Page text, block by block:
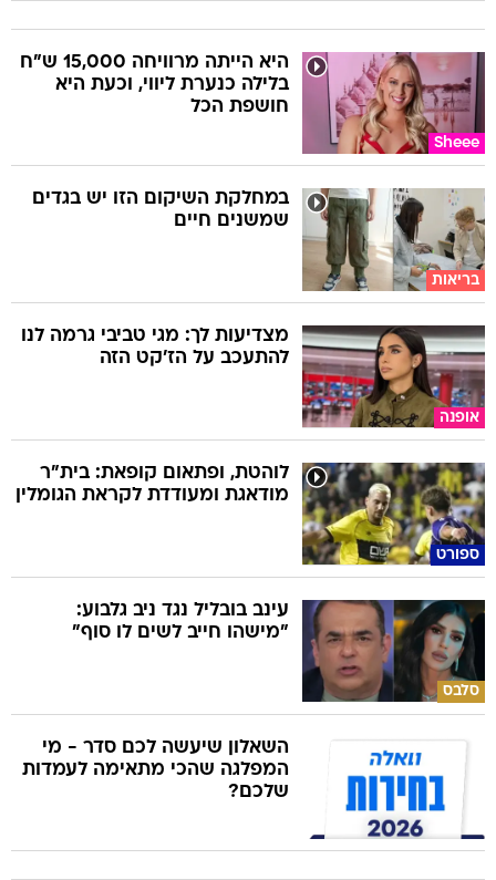
Sheee
היא הייתה מרוויחה 15,000 ש"ח
בלילה כנערת ליווי, וכעת היא
חושפת הכל
בריאות
במחלקת השיקום הזו יש בגדים
שמשנים חיים
אופנה
מצדיעות לך: מגי טביבי גרמה לנו
להתעכב על הז'קט הזה
ספורט
לוהטת, ופתאום קופאת: בית"ר
מודאגת ומעודדת לקראת הגומלין
סלבס
עינב בובליל נגד ניב גלבוע:
"מישהו חייב לשים לו סוף"
השאלון שיעשה לכם סדר - מי
המפלגה שהכי מתאימה לעמדות
שלכם?